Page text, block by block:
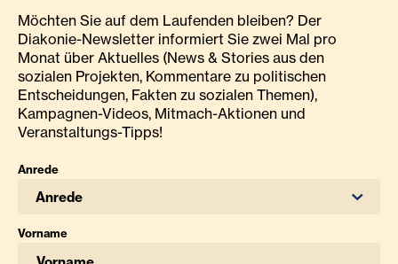
Möchten Sie auf dem Laufenden bleiben? Der
Diakonie-Newsletter informiert Sie zwei Mal pro
Monat über Aktuelles (News & Stories aus den
sozialen Projekten, Kommentare zu politischen
Entscheidungen, Fakten zu sozialen Themen),
Kampagnen-Videos, Mitmach-Aktionen und
Veranstaltungs-Tipps!
Anrede
Anrede
Vorname